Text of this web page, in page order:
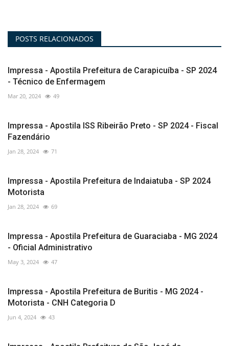
POSTS RELACIONADOS
Impressa - Apostila Prefeitura de Carapicuíba - SP 2024
- Técnico de Enfermagem
Mar 20, 2024 49
Impressa - Apostila ISS Ribeirão Preto - SP 2024 - Fiscal
Fazendário
Jan 28, 2024 71
Impressa - Apostila Prefeitura de Indaiatuba - SP 2024
Motorista
Jan 28, 2024 69
Impressa - Apostila Prefeitura de Guaraciaba - MG 2024
- Oficial Administrativo
May 3, 2024 47
Impressa - Apostila Prefeitura de Buritis - MG 2024 -
Motorista - CNH Categoria D
Jun 4, 2024 43